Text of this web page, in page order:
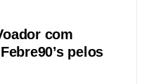
com
pelos